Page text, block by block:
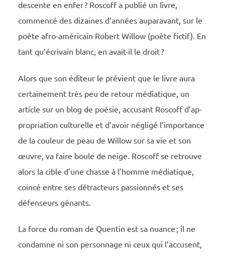
descente en enfer ? Roscoff a publié un livre,
commencé des dizaines d’an­­­­nées aupa­­­­ra­­­­vant, sur le
poète afro-améri­­­­cain Robert Willow (poète fictif). En
tant qu’é­­­cri­­­­vain blanc, en avait-il le droit ?
Alors que son éditeur le prévient que le livre aura
certai­­­­ne­­­­ment très peu de retour média­­­­tique, un
article sur un blog de poésie, accu­­­­sant Roscoff d’ap­­­
pro­­­­pria­­­­tion cultu­­­­relle et d’avoir négligé l’im­­­por­­­­tance
de la couleur de peau de Willow sur sa vie et son
œuvre, va faire boule de neige. Roscoff se retrouve
alors la cible d’une chasse à l’homme média­­­­tique,
coincé entre ses détrac­­­­teurs passion­­­­nés et ses
défen­­­­seurs gênants.
La force du roman de Quen­­­­tin est sa nuance ; il ne
condamne ni son person­­­­nage ni ceux qui l’ac­­­cusent,